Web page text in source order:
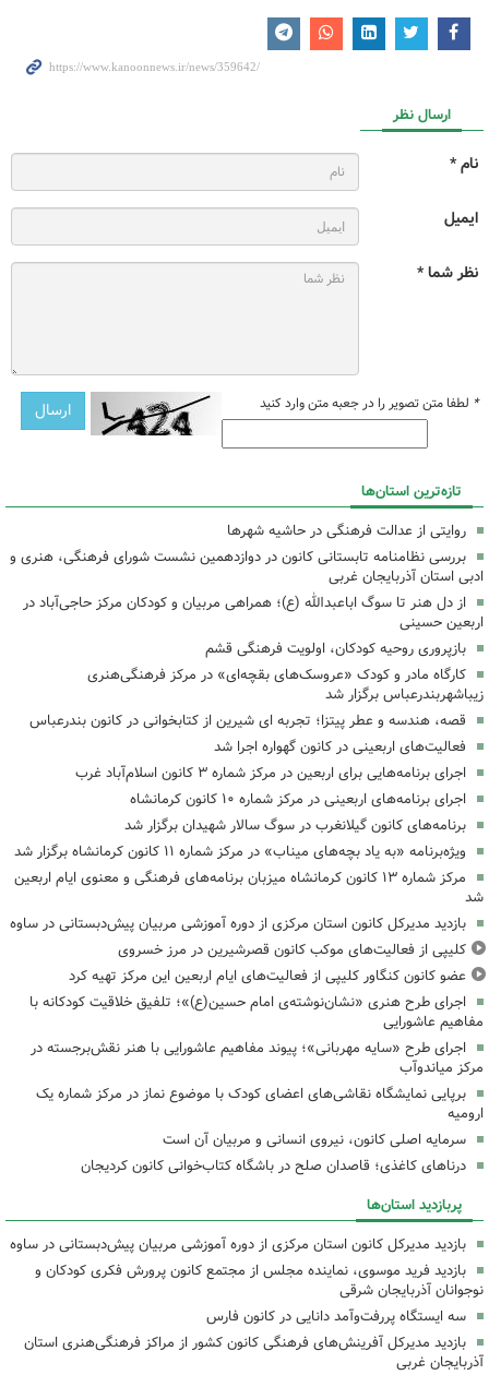
ارسال نظر
نام *
ایمیل
نظر شما *
* لطفا متن تصویر را در جعبه متن وارد کنید
تازه‌ترین استان‌ها
روایتی از عدالت فرهنگی در حاشیه شهرها
بررسی نظامنامه تابستانی کانون در دوازدهمین نشست شورای فرهنگی، هنری و
ادبی استان آذربایجان غربی
از دل هنر تا سوگ اباعبدالله (ع)؛ همراهی مربیان و کودکان مرکز حاجی‌آباد در
اربعین حسینی
بازپروری روحیه کودکان، اولویت فرهنگی قشم
کارگاه مادر و کودک «عروسک‌های بقچه‌ای» در مرکز فرهنگی‌هنری
زیباشهربندرعباس برگزار شد
قصه، هندسه و عطر پیتزا؛ تجربه ای شیرین از کتابخوانی در کانون بندرعباس
فعالیت‌های اربعینی در کانون گهواره اجرا شد
اجرای برنامه‌هایی برای اربعین در مرکز شماره ۳ کانون اسلام‌آباد غرب
اجرای برنامه‌های اربعینی در مرکز شماره ۱۰ کانون کرمانشاه
برنامه‌های کانون گیلانغرب در سوگ سالار شهیدان برگزار شد
ویژه‌برنامه «به یاد بچه‌های میناب» در مرکز شماره ۱۱ کانون کرمانشاه برگزار شد
مرکز شماره ۱۳ کانون کرمانشاه میزبان برنامه‌های فرهنگی و معنوی ایام اربعین
شد
بازدید مدیرکل کانون استان مرکزی از دوره آموزشی مربیان پیش‌دبستانی در ساوه
کلیپی از فعالیت‌های موکب کانون قصرشیرین در مرز خسروی
عضو کانون کنگاور کلیپی از فعالیت‌های ایام اربعین این مرکز تهیه کرد
اجرای طرح هنری «نشان‌نوشته‌ی امام حسین(ع)»؛ تلفیق خلاقیت کودکانه با
مفاهیم عاشورایی
اجرای طرح «سایه مهربانی»؛ پیوند مفاهیم عاشورایی با هنر نقش‌برجسته در
مرکز میاندوآب
برپایی نمایشگاه نقاشی‌های اعضای کودک با موضوع نماز در مرکز شماره یک
ارومیه
سرمایه اصلی کانون، نیروی انسانی و مربیان آن است
درناهای کاغذی؛ قاصدان صلح در باشگاه کتاب‌خوانی کانون کردیجان
پربازدید استان‌ها
بازدید مدیرکل کانون استان مرکزی از دوره آموزشی مربیان پیش‌دبستانی در ساوه
بازدید فرید موسوی، نماینده مجلس از مجتمع کانون پرورش فکری کودکان و
نوجوانان آذربایجان شرقی
سه ایستگاه پررفت‌وآمد دانایی در کانون فارس
بازدید مدیرکل آفرینش‌های فرهنگی کانون کشور از مراکز فرهنگی‌هنری استان
آذربایجان غربی